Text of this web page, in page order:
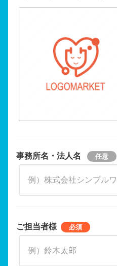
事務所名・法人名
ご担当者様